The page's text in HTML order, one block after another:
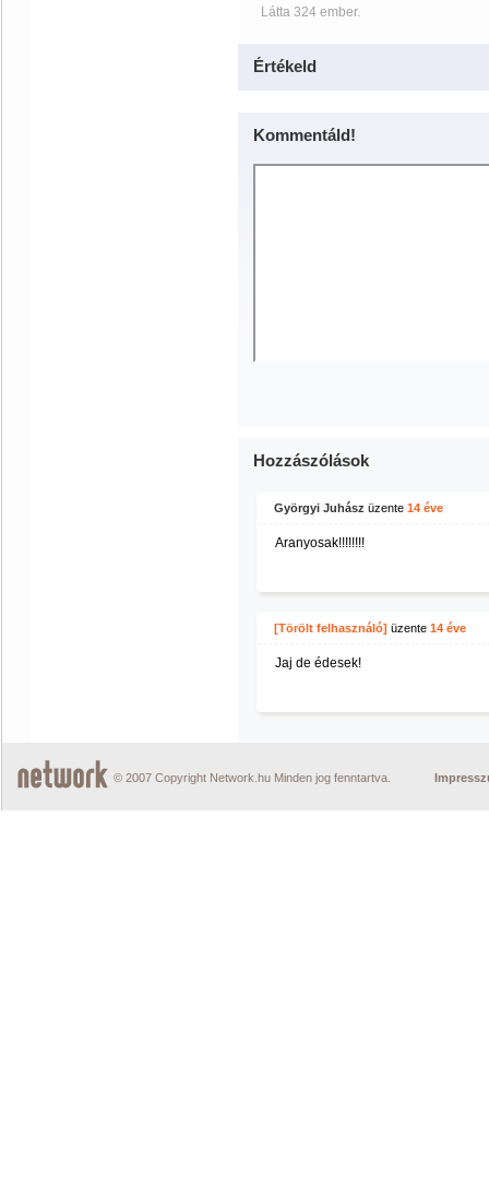
Látta 324 ember.
Értékeld
Kommentáld!
Hozzászólások
Györgyi Juhász üzente 14 éve
Aranyosak!!!!!!!!
[Törölt felhasználó] üzente 14 éve
Jaj de édesek!
© 2007 Copyright Network.hu Minden jog fenntartva.